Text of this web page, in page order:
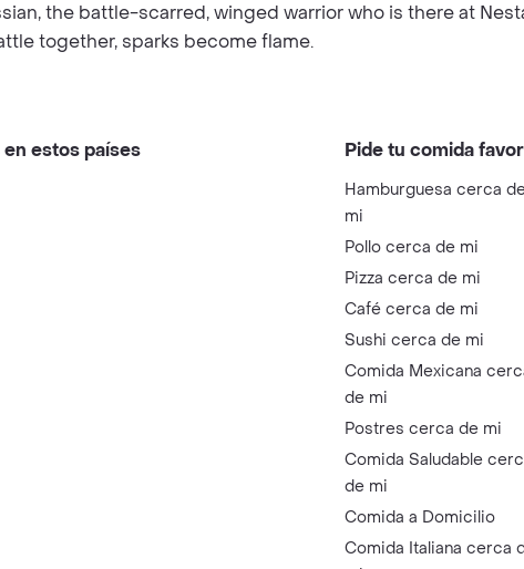
the battle-scarred, winged warrior who is there at
together, sparks become flame.
estos países Pide tu comida
Hamburguesa cerca
mi
Pollo cerca de mi
Pizza cerca de mi
Café cerca de mi
Sushi cerca de mi
Comida Mexicana
de mi
Postres cerca de mi
Comida Saludable
de mi
Comida a Domicilio
Comida Italiana cerca